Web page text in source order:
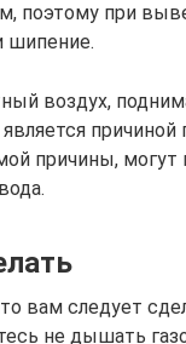
поэтому при
шипение.
воздух,
причины, могут
вам следует
не дышать